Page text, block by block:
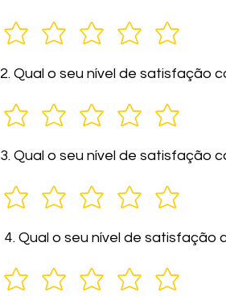
2. Qual o seu nível de satisfação
3. Qual o seu nível de satisfação
4. Qual o seu nível de satisfação